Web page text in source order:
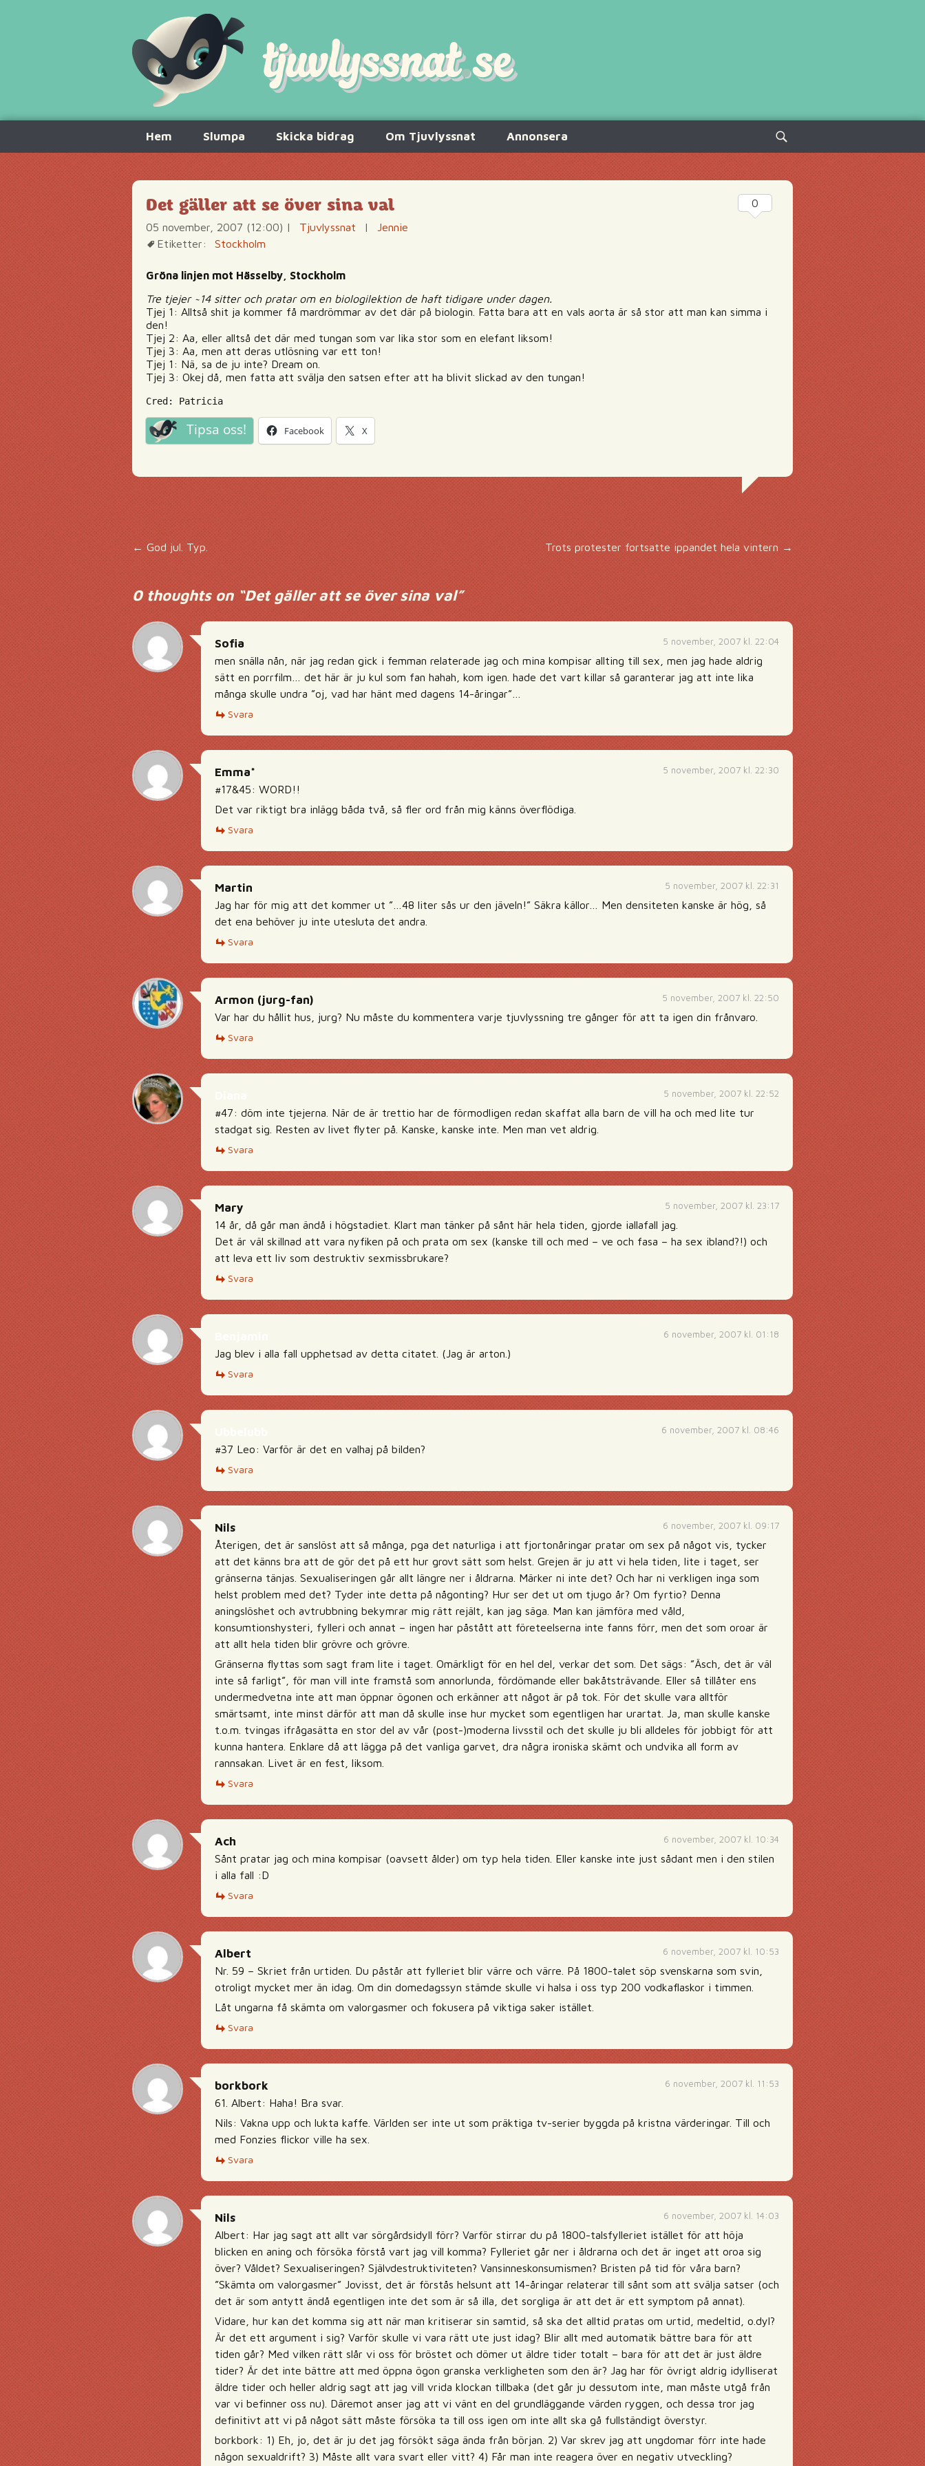
innehåll
Hem Slumpa Skicka bidrag Om Tjuvlyssnat Annonsera
Sök
efter:
Det gäller att se över sina val
05 november, 2007 (12:00) | Tjuvlyssnat |
Jennie
Etiketter:
Stockholm
Gröna linjen mot Hässelby, Stockholm
Tre tjejer ~14 sitter och pratar om en biologilektion de haft tidigare under dagen.
Tjej 1: Alltså shit ja kommer få mardrömmar av det där på biologin. Fatta bara att en vals aorta är så stor att man kan simma i
den!
Tjej 2: Aa, eller alltså det där med tungan som var lika stor som en elefant liksom!
Tjej 3: Aa, men att deras utlösning var ett ton!
Tjej 1: Nä, sa de ju inte? Dream on.
Tjej 3: Okej då, men fatta att svälja den satsen efter att ha blivit slickad av den tungan!
Cred: Patricia
Tipsa oss! Facebook X
0
Inläggsnavigering
←God jul. Typ. Trots protester fortsatte ippandet hela vintern→
0 thoughts on “Det gäller att se över sina val”
5 november, 2007 kl. 22:04
Sofia
men snälla nån, när jag redan gick i femman relaterade jag och mina kompisar allting till sex, men jag hade aldrig
sätt en porrfilm… det här är ju kul som fan hahah, kom igen. hade det vart killar så garanterar jag att inte lika
många skulle undra ”oj, vad har hänt med dagens 14-åringar”…
Svara
5 november, 2007 kl. 22:30
Emma*
#17&45: WORD!!
Det var riktigt bra inlägg båda två, så fler ord från mig känns överflödiga.
Svara
5 november, 2007 kl. 22:31
Martin
Jag har för mig att det kommer ut ”…48 liter sås ur den jäveln!” Säkra källor… Men densiteten kanske är hög, så
det ena behöver ju inte utesluta det andra.
Svara
5 november, 2007 kl. 22:50
Armon (jurg-fan)
Var har du hållit hus, jurg? Nu måste du kommentera varje tjuvlyssning tre gånger för att ta igen din frånvaro.
Svara
5 november, 2007 kl. 22:52
#47: döm inte tjejerna. När de är trettio har de förmodligen redan skaffat alla barn de vill ha och med lite tur
stadgat sig. Resten av livet flyter på. Kanske, kanske inte. Men man vet aldrig.
Svara
5 november, 2007 kl. 23:17
Mary
14 år, då går man ändå i högstadiet. Klart man tänker på sånt här hela tiden, gjorde iallafall jag.
Det är väl skillnad att vara nyfiken på och prata om sex (kanske till och med – ve och fasa – ha sex ibland?!) och
att leva ett liv som destruktiv sexmissbrukare?
Svara
6 november, 2007 kl. 01:18
Jag blev i alla fall upphetsad av detta citatet. (Jag är arton.)
Svara
6 november, 2007 kl. 08:46
#37 Leo: Varför är det en valhaj på bilden?
Svara
6 november, 2007 kl. 09:17
Nils
Återigen, det är sanslöst att så många, pga det naturliga i att fjortonåringar pratar om sex på något vis, tycker
att det känns bra att de gör det på ett hur grovt sätt som helst. Grejen är ju att vi hela tiden, lite i taget, ser
gränserna tänjas. Sexualiseringen går allt längre ner i åldrarna. Märker ni inte det? Och har ni verkligen inga som
helst problem med det? Tyder inte detta på någonting? Hur ser det ut om tjugo år? Om fyrtio? Denna
aningslöshet och avtrubbning bekymrar mig rätt rejält, kan jag säga. Man kan jämföra med våld,
konsumtionshysteri, fylleri och annat – ingen har påstått att företeelserna inte fanns förr, men det som oroar är
att allt hela tiden blir grövre och grövre.
Gränserna flyttas som sagt fram lite i taget. Omärkligt för en hel del, verkar det som. Det sägs: ”Äsch, det är väl
inte så farligt”, för man vill inte framstå som annorlunda, fördömande eller bakåtsträvande. Eller så tillåter ens
undermedvetna inte att man öppnar ögonen och erkänner att något är på tok. För det skulle vara alltför
smärtsamt, inte minst därför att man då skulle inse hur mycket som egentligen har urartat. Ja, man skulle kanske
t.o.m. tvingas ifrågasätta en stor del av vår (post-)moderna livsstil och det skulle ju bli alldeles för jobbigt för att
kunna hantera. Enklare då att lägga på det vanliga garvet, dra några ironiska skämt och undvika all form av
rannsakan. Livet är en fest, liksom.
Svara
6 november, 2007 kl. 10:34
Ach
Sånt pratar jag och mina kompisar (oavsett ålder) om typ hela tiden. Eller kanske inte just sådant men i den stilen
i alla fall :D
Svara
6 november, 2007 kl. 10:53
Albert
Nr. 59 – Skriet från urtiden. Du påstår att fylleriet blir värre och värre. På 1800-talet söp svenskarna som svin,
otroligt mycket mer än idag. Om din domedagssyn stämde skulle vi halsa i oss typ 200 vodkaflaskor i timmen.
Låt ungarna få skämta om valorgasmer och fokusera på viktiga saker istället.
Svara
6 november, 2007 kl. 11:53
borkbork
61. Albert: Haha! Bra svar.
Nils: Vakna upp och lukta kaffe. Världen ser inte ut som präktiga tv-serier byggda på kristna värderingar. Till och
med Fonzies flickor ville ha sex.
Svara
6 november, 2007 kl. 14:03
Nils
Albert: Har jag sagt att allt var sörgårdsidyll förr? Varför stirrar du på 1800-talsfylleriet istället för att höja
blicken en aning och försöka förstå vart jag vill komma? Fylleriet går ner i åldrarna och det är inget att oroa sig
över? Våldet? Sexualiseringen? Självdestruktiviteten? Vansinneskonsumismen? Bristen på tid för våra barn?
”Skämta om valorgasmer” Jovisst, det är förstås helsunt att 14-åringar relaterar till sånt som att svälja satser (och
det är som antytt ändå egentligen inte det som är så illa, det sorgliga är att det är ett symptom på annat).
Vidare, hur kan det komma sig att när man kritiserar sin samtid, så ska det alltid pratas om urtid, medeltid, o.dyl?
Är det ett argument i sig? Varför skulle vi vara rätt ute just idag? Blir allt med automatik bättre bara för att
tiden går? Med vilken rätt slår vi oss för bröstet och dömer ut äldre tider totalt – bara för att det är just äldre
tider? Är det inte bättre att med öppna ögon granska verkligheten som den är? Jag har för övrigt aldrig idylliserat
äldre tider och heller aldrig sagt att jag vill vrida klockan tillbaka (det går ju dessutom inte, man måste utgå från
var vi befinner oss nu). Däremot anser jag att vi vänt en del grundläggande värden ryggen, och dessa tror jag
definitivt att vi på något sätt måste försöka ta till oss igen om inte allt ska gå fullständigt överstyr.
borkbork: 1) Eh, jo, det är ju det jag försökt säga ända från början. 2) Var skrev jag att ungdomar förr inte hade
någon sexualdrift? 3) Måste allt vara svart eller vitt? 4) Får man inte reagera över en negativ utveckling?